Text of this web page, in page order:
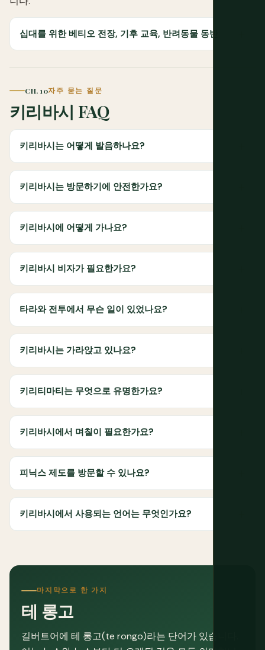
십대를 위한 베티오 전장, 기후 교육, 반려동물 동반
CH. 10자주 묻는 질문
키리바시 FAQ
키리바시는 어떻게 발음하나요?
키리바시는 방문하기에 안전한가요?
키리바시에 어떻게 가나요?
키리바시 비자가 필요한가요?
타라와 전투에서 무슨 일이 있었나요?
키리바시는 가라앉고 있나요?
키리티마티는 무엇으로 유명한가요?
키리바시에서 며칠이 필요한가요?
피닉스 제도를 방문할 수 있나요?
키리바시에서 사용되는 언어는 무엇인가요?
마지막으로 한 가지
테 롱고
길버트어에 테 롱고(te rongo)라는 단어가 있습니다.